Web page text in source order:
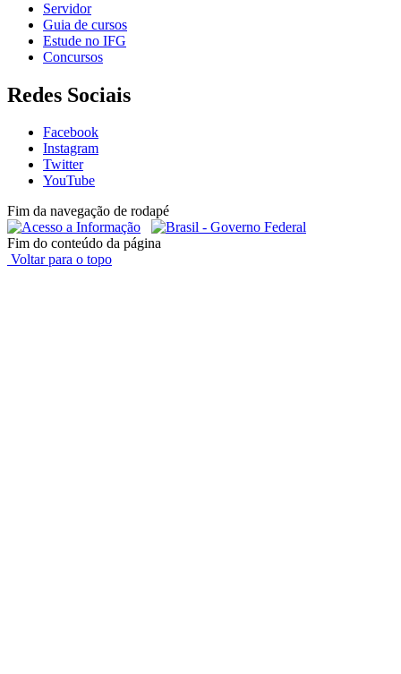
Servidor
Guia de cursos
Estude no IFG
Concursos
Redes Sociais
Facebook
Instagram
Twitter
YouTube
Fim da navegação de rodapé
Fim do conteúdo da página
Voltar para o topo